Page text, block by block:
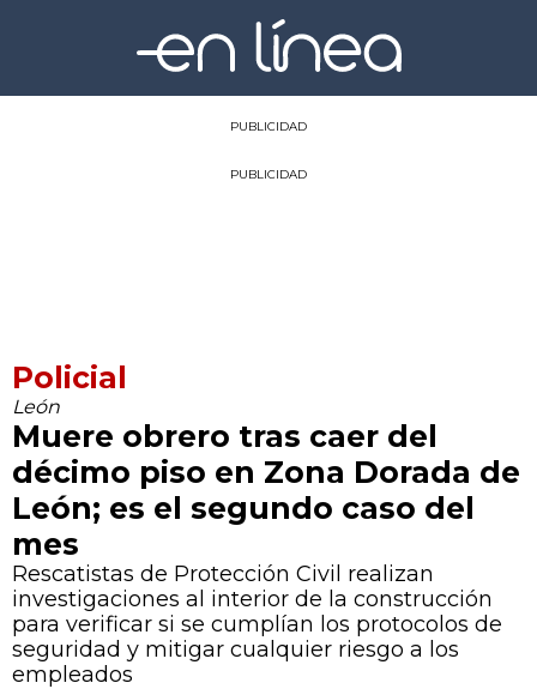
PUBLICIDAD
PUBLICIDAD
Policial
León
Muere obrero tras caer del
décimo piso en Zona Dorada de
León; es el segundo caso del
mes
Rescatistas de Protección Civil realizan
investigaciones al interior de la construcción
para verificar si se cumplían los protocolos de
seguridad y mitigar cualquier riesgo a los
empleados